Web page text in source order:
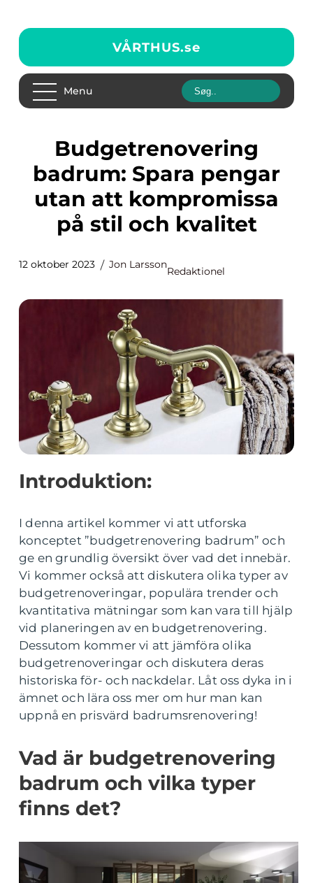
VÅRTHUS.se
Menu
Budgetrenovering
badrum: Spara pengar
utan att kompromissa
på stil och kvalitet
12 oktober 2023 Jon Larsson
Redaktionel
Introduktion:
I denna artikel kommer vi att utforska
konceptet ”budgetrenovering badrum” och
ge en grundlig översikt över vad det innebär.
Vi kommer också att diskutera olika typer av
budgetrenoveringar, populära trender och
kvantitativa mätningar som kan vara till hjälp
vid planeringen av en budgetrenovering.
Dessutom kommer vi att jämföra olika
budgetrenoveringar och diskutera deras
historiska för- och nackdelar. Låt oss dyka in i
ämnet och lära oss mer om hur man kan
uppnå en prisvärd badrumsrenovering!
Vad är budgetrenovering
badrum och vilka typer
finns det?